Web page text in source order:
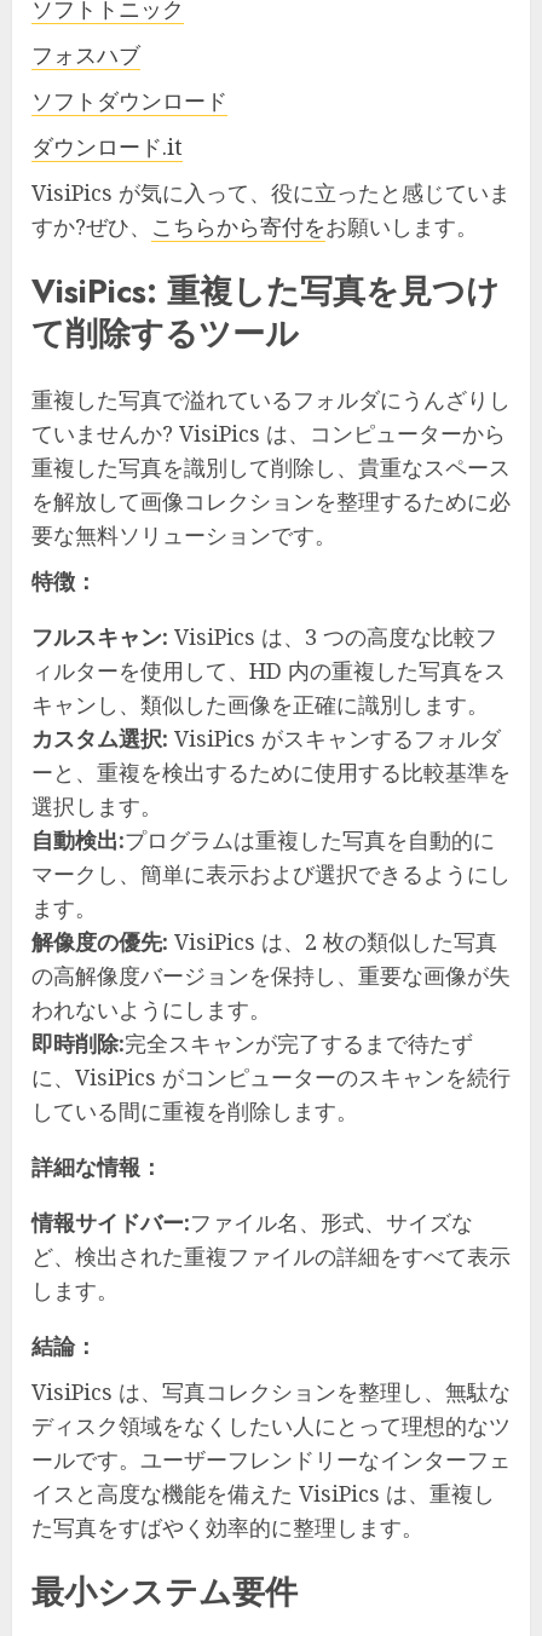
ソフトトニック
フォスハブ
ソフトダウンロード
ダウンロード.it
VisiPics が気に入って、役に立ったと感じていま
すか?ぜひ、 こちらから寄付をお願いします。
VisiPics: 重複した写真を見つけ
て削除するツール
重複した写真で溢れているフォルダにうんざりし
ていませんか? VisiPics は、コンピューターから
重複した写真を識別して削除し、貴重なスペース
を解放して画像コレクションを整理するために必
要な無料ソリューションです。
特徴：
フルスキャン: VisiPics は、3 つの高度な比較フ
ィルターを使用して、HD 内の重複した写真をス
キャンし、類似した画像を正確に識別します。
カスタム選択: VisiPics がスキャンするフォルダ
ーと、重複を検出するために使用する比較基準を
選択します。
自動検出:プログラムは重複した写真を自動的に
マークし、簡単に表示および選択できるようにし
ます。
解像度の優先: VisiPics は、2 枚の類似した写真
の高解像度バージョンを保持し、重要な画像が失
われないようにします。
即時削除:完全スキャンが完了するまで待たず
に、VisiPics がコンピューターのスキャンを続行
している間に重複を削除します。
詳細な情報：
情報サイドバー:ファイル名、形式、サイズな
ど、検出された重複ファイルの詳細をすべて表示
します。
結論：
VisiPics は、写真コレクションを整理し、無駄な
ディスク領域をなくしたい人にとって理想的なツ
ールです。ユーザーフレンドリーなインターフェ
イスと高度な機能を備えた VisiPics は、重複し
た写真をすばやく効率的に整理します。
最小システム要件